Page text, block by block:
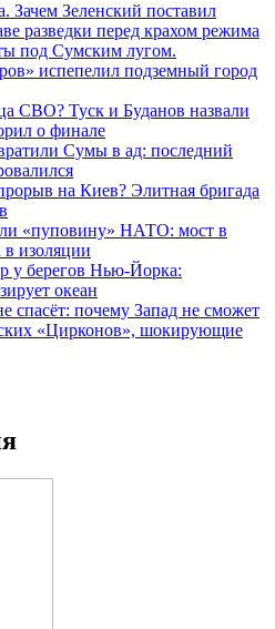
Зачем Зеленский поставил
разведки перед крахом режима
под Сумским лугом.
испепелил подземный город
СВО? Туск и Буданов назвали
о финале
Сумы в ад: последний
на Киев? Элитная бригада
«пуповину» НАТО: мост в
в изоляции
у берегов Нью-Йорка:
океан
спасёт: почему Запад не сможет
«Цирконов», шокирующие